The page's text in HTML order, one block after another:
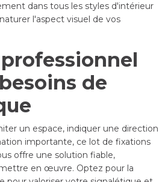
dans tous les styles d'intérieur
l'aspect visuel de vos
de
un espace, indiquer une direction
importante, ce lot de fixations
offre une solution fiable,
en œuvre. Optez pour la